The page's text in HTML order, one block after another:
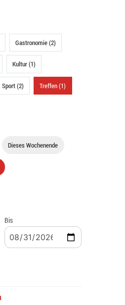
Gastronomie (2)
Kultur (1)
Sport (2) Treffen (1)
Dieses Wochenende
Bis